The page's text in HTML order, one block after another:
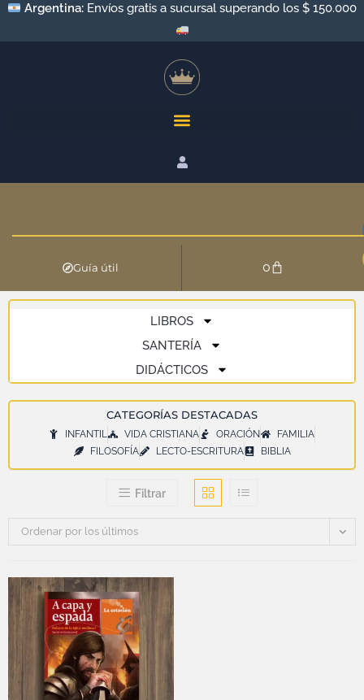
Argentina: Envíos gratis a sucursal superando los $ 150.000
Guía útil 0
LIBROS
SANTERÍA
DIDÁCTICOS
CATEGORÍAS DESTACADAS
INFANTIL VIDA CRISTIANA ORACIÓN
FAMILIA
FILOSOFÍA
LECTO-ESCRITURA BIBLIA
Filtrar
Ordenar por los últimos